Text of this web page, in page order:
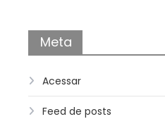
Meta
Acessar
Feed de posts